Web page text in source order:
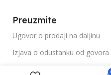
Preuzmite
Ugovor o prodaji na daljinu
Izjava o odustanku od